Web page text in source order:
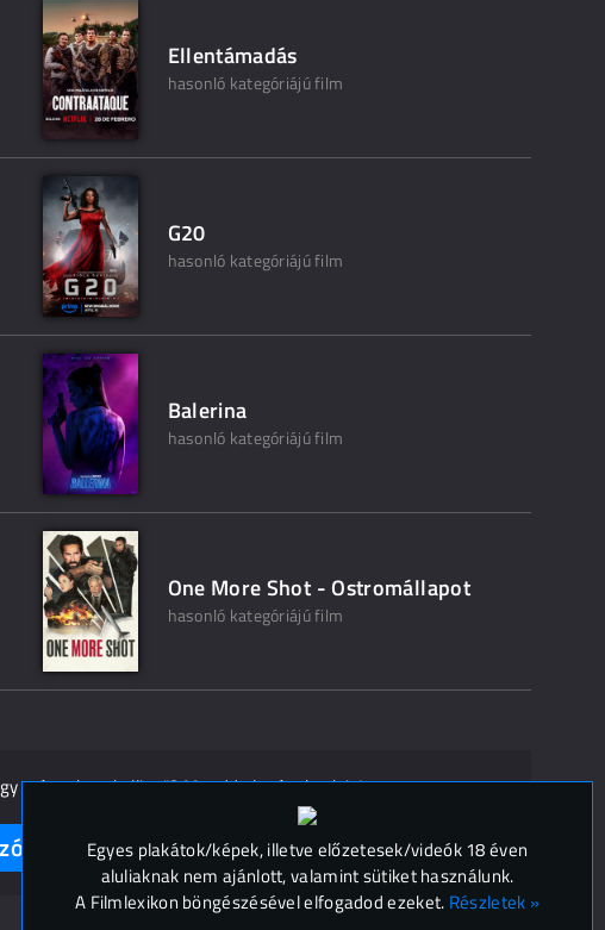
Ellentámadás
hasonló kategóriájú film
G20
hasonló kategóriájú film
Balerina
hasonló kategóriájú film
One More Shot - Ostromállapot
hasonló kategóriájú film
másnak ne kelljen"? Mondd el másoknak is!
(0)
Egyes plakátok/képek, illetve előzetesek/videók 18 éven
aluliaknak nem ajánlott, valamint sütiket használunk.
A Filmlexikon böngészésével elfogadod ezeket. Részletek »